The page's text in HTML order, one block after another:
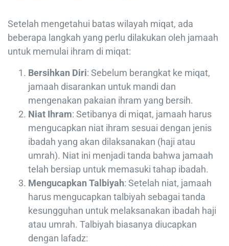
Setelah mengetahui batas wilayah miqat, ada
beberapa langkah yang perlu dilakukan oleh jamaah
untuk memulai ihram di miqat:
Bersihkan Diri: Sebelum berangkat ke miqat,
jamaah disarankan untuk mandi dan
mengenakan pakaian ihram yang bersih.
Niat Ihram: Setibanya di miqat, jamaah harus
mengucapkan niat ihram sesuai dengan jenis
ibadah yang akan dilaksanakan (haji atau
umrah). Niat ini menjadi tanda bahwa jamaah
telah bersiap untuk memasuki tahap ibadah.
Mengucapkan Talbiyah: Setelah niat, jamaah
harus mengucapkan talbiyah sebagai tanda
kesungguhan untuk melaksanakan ibadah haji
atau umrah. Talbiyah biasanya diucapkan
dengan lafadz: